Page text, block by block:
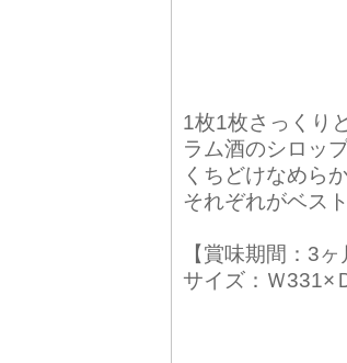
1枚1枚さっくり
ラム酒のシロッ
くちどけなめら
それぞれがベス
【賞味期間：3ヶ
サイズ：Ｗ331×